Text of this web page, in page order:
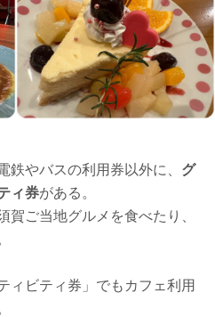
鉄やバスの利用券以外に、 グ
ィ券がある。
賀ご当地グルメを食べたり、
ィビティ券」でもカフェ利用